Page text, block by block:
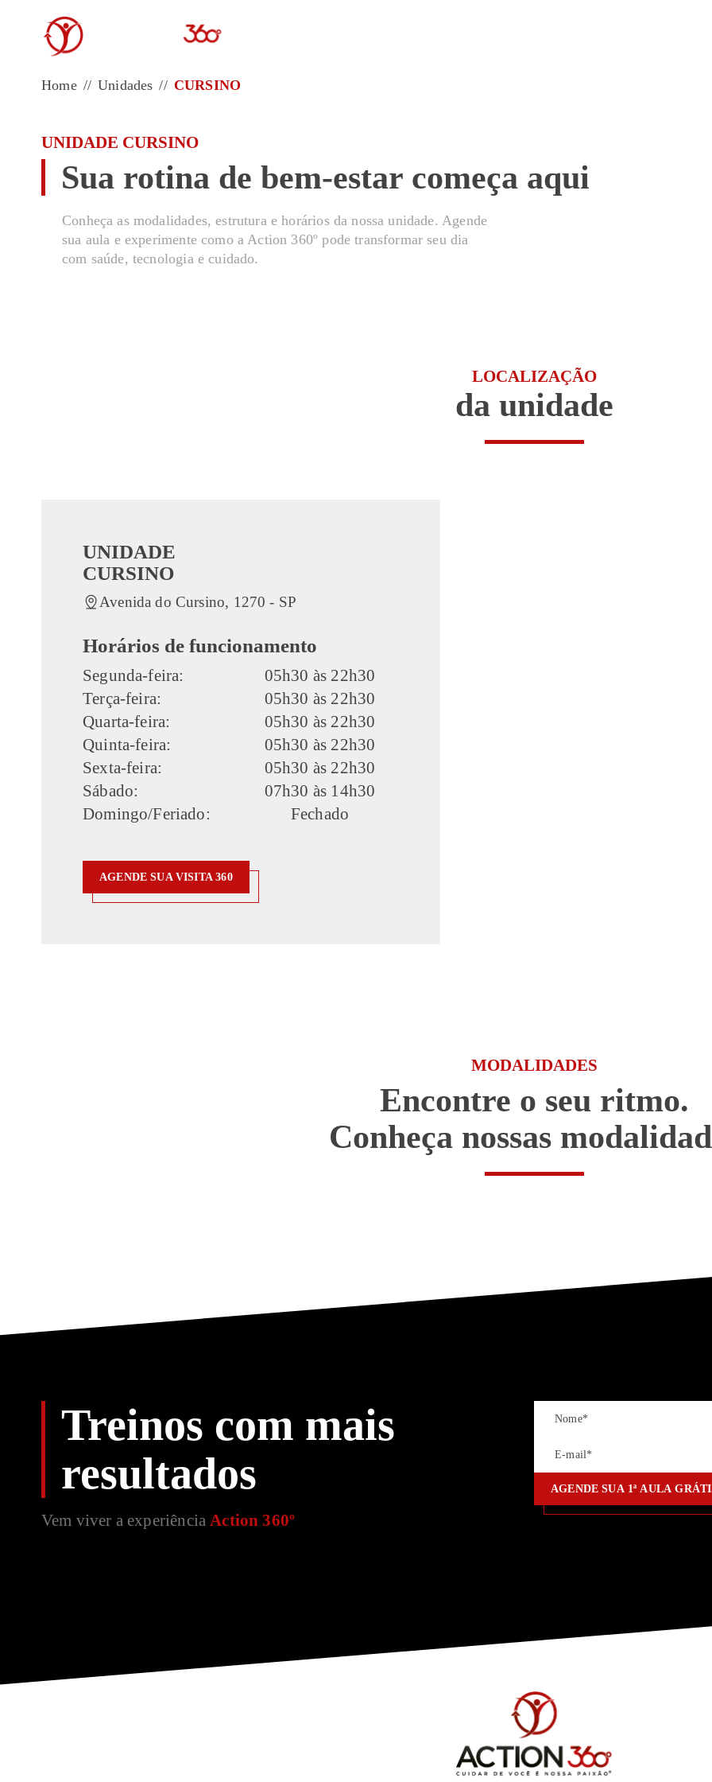
Home // Unidades // CURSINO
UNIDADE CURSINO
Sua rotina de bem-estar começa aqui
Conheça as modalidades, estrutura e horários da nossa unidade. Agende
sua aula e experimente como a Action 360º pode transformar seu dia
com saúde, tecnologia e cuidado.
LOCALIZAÇÃO
da unidade
UNIDADE
CURSINO
Avenida do Cursino, 1270 - SP
Horários de funcionamento
Segunda-feira:
05h30 às 22h30
Terça-feira:
05h30 às 22h30
Quarta-feira:
05h30 às 22h30
Quinta-feira:
05h30 às 22h30
Sexta-feira:
05h30 às 22h30
Sábado:
07h30 às 14h30
Domingo/Feriado:
Fechado
AGENDE SUA VISITA 360
MODALIDADES
Encontre o seu ritmo.
Conheça nossas
TREINAMENTO
Treinos com mais
resultados
Vem viver a experiência Action 360º
AGENDE SUA 1ª AULA